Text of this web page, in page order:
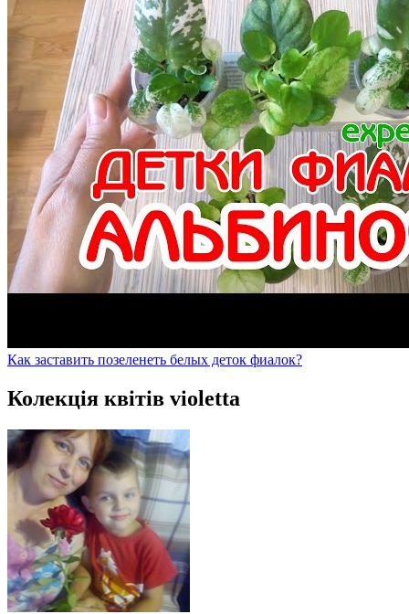
Как заставить позеленеть белых деток фиалок?
Колекція квітів violetta